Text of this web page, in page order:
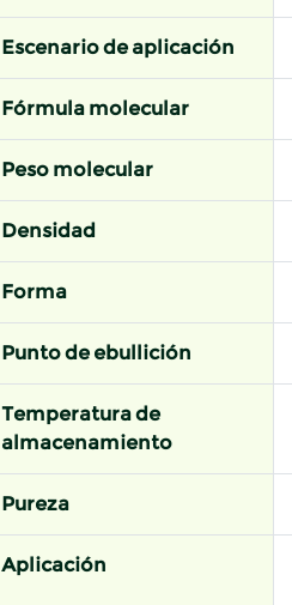
Escenario de aplicación
Fórmula molecular
Peso molecular
Densidad
Forma
Punto de ebullición
Temperatura de
almacenamiento
Pureza
Aplicación